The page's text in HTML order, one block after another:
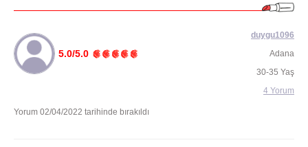
5.0/5.0
Yorum 02/04/2022 tarihinde bırakıldı
duygu1096
Adana
30-35 Yaş
4 Yorum